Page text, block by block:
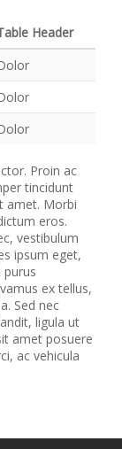
Header
Proin ac
tincidunt
amet. Morbi
eros.
vestibulum
ipsum eget,
purus
ex tellus,
Sed nec
ligula ut
amet posuere
ac vehicula